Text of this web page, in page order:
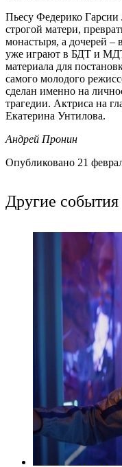
Пьесу Федерико
строгой матери,
монастыря, а дочерей –
уже играют в БДТ и
материала для
самого молодого
сделан именно на
трагедии. Актриса на
Екатерина Унтилова.
Андрей Пронин
Опубликовано 21
Другие события